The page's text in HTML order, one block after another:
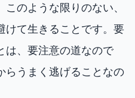
のような限りのない、
けて生きることです。要
は、要注意の道なので
らうまく逃げることなの